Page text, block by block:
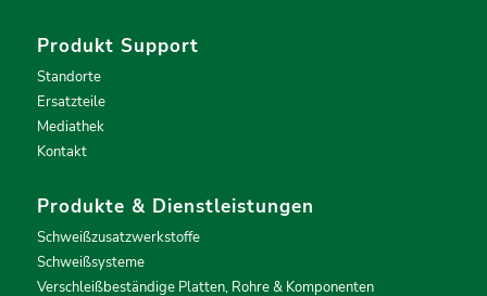
Produkt Support
Standorte
Ersatzteile
Mediathek
Kontakt
Produkte & Dienstleistungen
Schweißzusatzwerkstoffe
Schweißsysteme
Verschleißbeständige Platten, Rohre & Komponenten